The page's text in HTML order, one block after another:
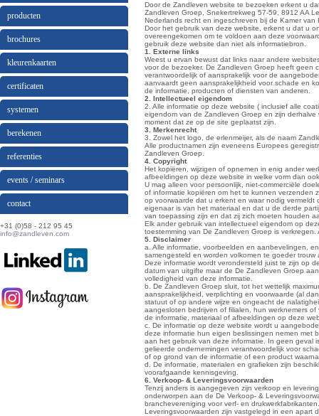
producten
brochures
kleurenkaarten
certificaten
systemen
berekenen
referenties
events / seminars
contact
+31 (0)58 - 212 95 45
info@zandleven.com
Door de Zandleven website te bezoeken erkent u
Zandleven Groep, Snekertrekweg 57-59, 8912 AA
Nederlands recht en ingeschreven bij de Kamer
Door het gebruik van deze website, erkent u dat u
overeengekomen om te voldoen aan deze
gebruik deze website dan niet als informatiebron.
1. Externe links
Weest u ervan bewust dat links naar andere
voor de bezoeker. De Zandleven Groep heeft geen
verantwoordelijk of aansprakelijk voor de
aanvaardt geen aansprakelijkheid voor schade en
de informatie, producten of diensten van anderen.
2. Intellectueel eigendom
2. Alle informatie op deze website ( inclusief alle
eigendom van de Zandleven Groep en zijn
moment dat ze op de site geplaatst zijn.
3. Merkenrecht
3. Zowel het logo, de erlenmeijer, als de naam
Alle productnamen zijn eveneens Europees
Zandleven Groep.
4. Copyright
Het kopiëren, wijzigen of opnemen in enig ander
afbeeldingen op deze website in welke vorm dan
U mag alleen voor persoonlijk, niet-commerciële
of informatie kopiëren om het te kunnen verzenden
op voorwaarde dat u erkent en waar nodig
eigenaar is van het materiaal en dat u de derde
van toepassing zijn en dat zij zich moeten houden
Elk ander gebruik van intellectueel eigendom op
toestemming van De Zandleven Groep is
5. Disclaimer
a. Alle informatie, voorbeelden en aanbevelingen,
samengesteld en worden volkomen te goeder trouw
Deze informatie wordt verondersteld juist te zijn op
datum van uitgifte maar de De Zandleven Groep
volledigheid van deze informatie.
b. De Zandleven Groep sluit, tot het wettelijk
aansprakelijkheid, verplichting en voorwaarde (al
statuut of op andere wijze en ongeacht de
aangesloten bedrijven of filialen, hun werknemers
de informatie, materiaal of afbeeldingen op deze
c. De informatie op deze website wordt u
deze informatie hun eigen beslissingen nemen met
aan het gebruik van deze informatie. In geen geval
gelieerde ondernemingen verantwoordelijk voor
of op grond van de informatie of een product
d. De informatie, materialen en grafieken zijn
voorafgaande kennisgeving.
6. Verkoop- & Leveringsvoorwaarden
Tenzij anders is aangegeven zijn verkoop en
onderworpen aan de De Verkoop- &
branchevereniging voor verf- en
Leveringsvoorwaarden zijn vastgelegd in een apart